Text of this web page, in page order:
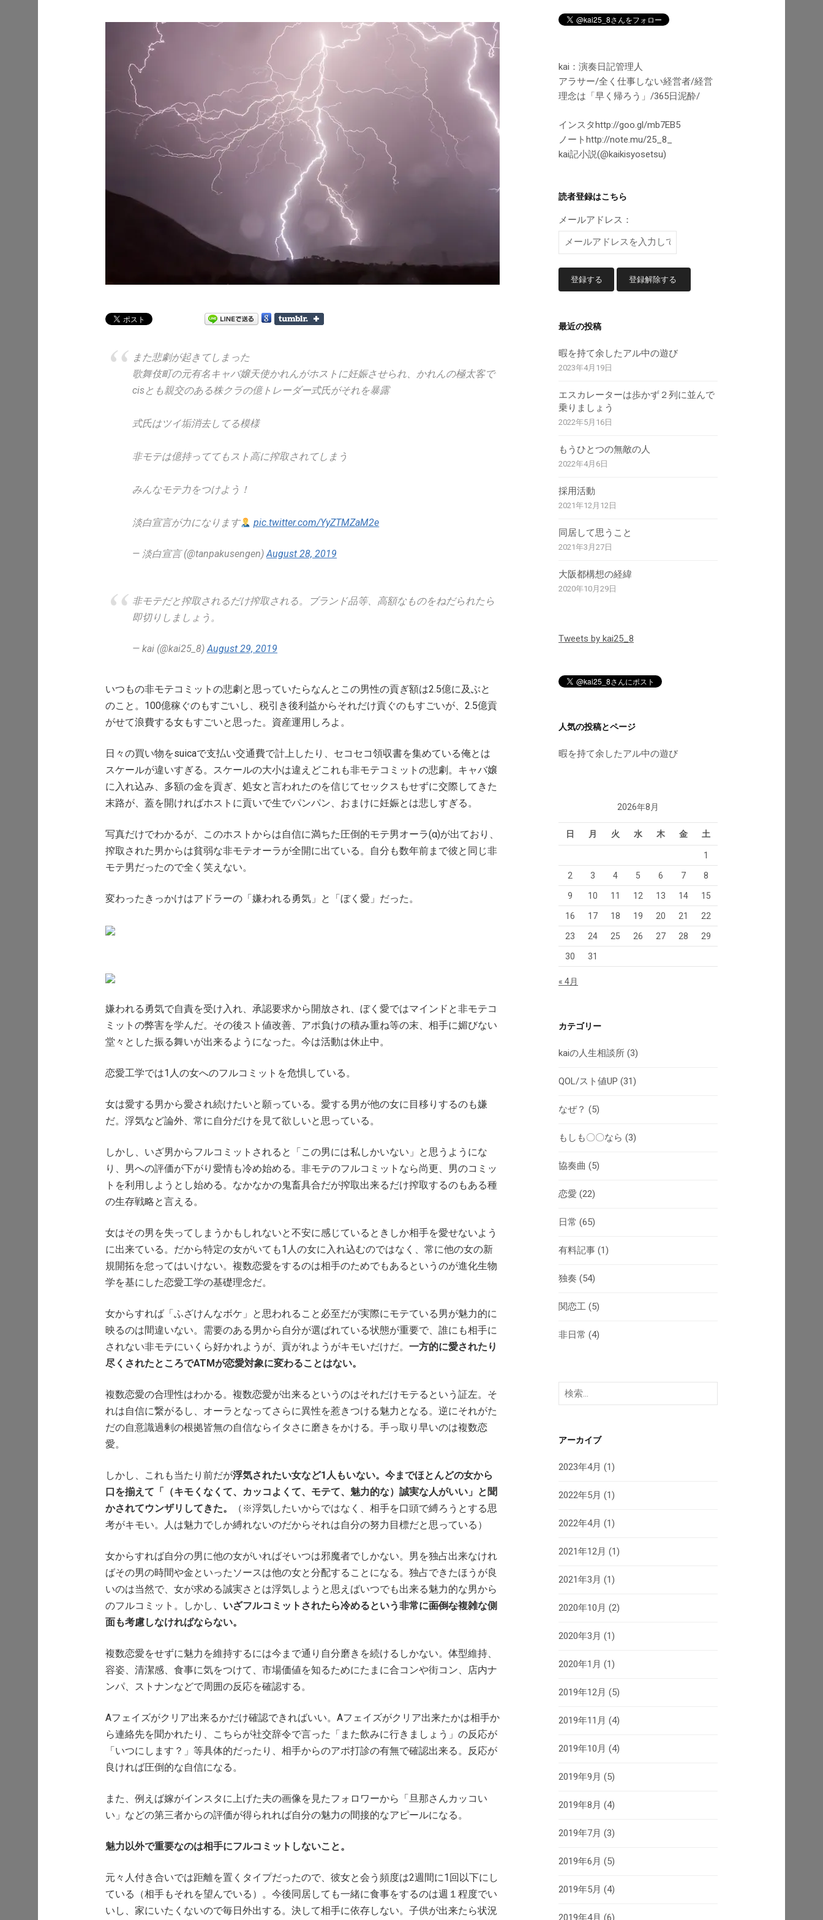
また悲劇が起きてしまった
歌舞伎町の元有名キャバ嬢天使かれんがホストに妊娠させられ、かれんの極太客で
cisとも親交のある株クラの億トレーダー式氏がそれを暴露
式氏はツイ垢消去してる模様
非モテは億持っててもスト高に搾取されてしまう
みんなモテ力をつけよう！
淡白宣言が力になります pic.twitter.com/YyZTMZaM2e
— 淡白宣言 (@tanpakusengen)August 28, 2019
非モテだと搾取されるだけ搾取される。ブランド品等、高額なものをねだられたら
即切りしましょう。
— kai (@kai25_8)August 29, 2019
いつもの非モテコミットの悲劇と思っていたらなんとこの男性の貢ぎ額は2.5億に及ぶと
のこと。100億稼ぐのもすごいし、税引き後利益からそれだけ貢ぐのもすごいが、2.5億貢
がせて浪費する女もすごいと思った。資産運用しろよ。
日々の買い物をsuicaで支払い交通費で計上したり、セコセコ領収書を集めている俺とは
スケールが違いすぎる。スケールの大小は違えどこれも非モテコミットの悲劇。キャバ嬢
に入れ込み、多額の金を貢ぎ、処女と言われたのを信じてセックスもせずに交際してきた
末路が、蓋を開ければホストに貢いで生でパンパン、おまけに妊娠とは悲しすぎる。
写真だけでわかるが、このホストからは自信に満ちた圧倒的モテ男オーラ(α)が出ており、
搾取された男からは貧弱な非モテオーラが全開に出ている。自分も数年前まで彼と同じ非
モテ男だったので全く笑えない。
変わったきっかけはアドラーの「嫌われる勇気」と「ぼく愛」だった。
嫌われる勇気で自責を受け入れ、承認要求から開放され、ぼく愛ではマインドと非モテコ
ミットの弊害を学んだ。その後スト値改善、アポ負けの積み重ね等の末、相手に媚びない
堂々とした振る舞いが出来るようになった。今は活動は休止中。
恋愛工学では1人の女へのフルコミットを危惧している。
女は愛する男から愛され続けたいと願っている。愛する男が他の女に目移りするのも嫌
だ。浮気など論外、常に自分だけを見て欲しいと思っている。
しかし、いざ男からフルコミットされると「この男には私しかいない」と思うようにな
り、男への評価が下がり愛情も冷め始める。非モテのフルコミットなら尚更、男のコミッ
トを利用しようとし始める。なかなかの鬼畜具合だが搾取出来るだけ搾取するのもある種
の生存戦略と言える。
女はその男を失ってしまうかもしれないと不安に感じているときしか相手を愛せないよう
に出来ている。だから特定の女がいても1人の女に入れ込むのではなく、常に他の女の新
規開拓を怠ってはいけない。複数恋愛をするのは相手のためでもあるというのが進化生物
学を基にした恋愛工学の基礎理念だ。
女からすれば「ふざけんなボケ」と思われること必至だが実際にモテている男が魅力的に
映るのは間違いない。需要のある男から自分が選ばれている状態が重要で、誰にも相手に
されない非モテにいくら好かれようが、貢がれようがキモいだけだ。 一方的に愛されたり
尽くされたところでATMが恋愛対象に変わることはない。
複数恋愛の合理性はわかる。複数恋愛が出来るというのはそれだけモテるという証左。そ
れは自信に繋がるし、オーラとなってさらに異性を惹きつける魅力となる。逆にそれがた
だの自意識過剰の根拠皆無の自信ならイタさに磨きをかける。手っ取り早いのは複数恋
愛。
しかし、これも当たり前だが浮気されたい女など1人もいない。今までほとんどの女から
口を揃えて「（キモくなくて、カッコよくて、モテて、魅力的な）誠実な人がいい」と聞
かされてウンザリしてきた。
（※浮気したいからではなく、相手を口頭で縛ろうとする思
考がキモい。人は魅力でしか縛れないのだからそれは自分の努力目標だと思っている）
女からすれば自分の男に他の女がいればそいつは邪魔者でしかない。男を独占出来なけれ
ばその男の時間や金といったソースは他の女と分配することになる。独占できたほうが良
いのは当然で、女が求める誠実さとは浮気しようと思えばいつでも出来る魅力的な男から
のフルコミット。しかし、 いざフルコミットされたら冷めるという非常に面倒な複雑な側
面も考慮しなければならない。
複数恋愛をせずに魅力を維持するには今まで通り自分磨きを続けるしかない。体型維持、
容姿、清潔感、食事に気をつけて、市場価値を知るためにたまに合コンや街コン、店内ナ
ンパ、ストナンなどで周囲の反応を確認する。
Aフェイズがクリア出来るかだけ確認できればいい。Aフェイズがクリア出来たかは相手か
ら連絡先を聞かれたり、こちらが社交辞令で言った「また飲みに行きましょう」の反応が
「いつにします？」等具体的だったり、相手からのアポ打診の有無で確認出来る。反応が
良ければ圧倒的な自信になる。
また、例えば嫁がインスタに上げた夫の画像を見たフォロワーから「旦那さんカッコい
い」などの第三者からの評価が得られれば自分の魅力の間接的なアピールになる。
魅力以外で重要なのは相手にフルコミットしないこと。
元々人付き合いでは距離を置くタイプだったので、彼女と会う頻度は2週間に1回以下にし
ている（相手もそれを望んでいる）。今後同居しても一緒に食事をするのは週１程度でい
いし、家にいたくないので毎日外出する。決して相手に依存しない。子供が出来たら状況
kai：演奏日記管理人
アラサー/全く仕事しない経営者/経営
理念は「早く帰ろう」/365日泥酔/
インスタhttp://goo.gl/mb7EB5
ノートhttp://note.mu/25_8_
kai記小説(@kaikisyosetsu)
読者登録はこちら
メールアドレス：
最近の投稿
暇を持て余したアル中の遊び
2023年4月19日
エスカレーターは歩かず２列に並んで
乗りましょう
2022年5月16日
もうひとつの無敵の人
2022年4月6日
採用活動
2021年12月12日
同居して思うこと
2021年3月27日
大阪都構想の経緯
2020年10月29日
Tweets by kai25_8
人気の投稿とページ
暇を持て余したアル中の遊び
2026年8月
日 月 火 水 木 金 土
« 4月
1
2 3 4 5 6 7 8
9 10 11 12 13 14 15
16 17 18 19 20 21 22
23 24 25 26 27 28 29
30 31
カテゴリー
kaiの人生相談所 (3)
QOL/スト値UP (31)
なぜ？ (5)
もしも〇〇なら (3)
協奏曲 (5)
恋愛 (22)
日常 (65)
有料記事 (1)
独奏 (54)
関恋工 (5)
非日常 (4)
検
索:
アーカイブ
2023年4月 (1)
2022年5月 (1)
2022年4月 (1)
2021年12月 (1)
2021年3月 (1)
2020年10月 (2)
2020年3月 (1)
2020年1月 (1)
2019年12月 (5)
2019年11月 (4)
2019年10月 (4)
2019年9月 (5)
2019年8月 (4)
2019年7月 (3)
2019年6月 (5)
2019年5月 (4)
2019年4月 (6)